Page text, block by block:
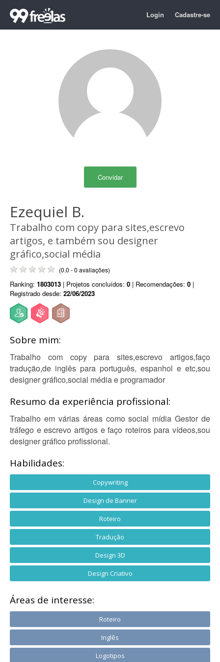
Login Cadastre-se
Convidar
Ezequiel B.
Trabalho com copy para sites,escrevo
artigos, e também sou designer
gráfico,social média
(0.0 - 0 avaliações)
Ranking: 1803013 | Projetos concluídos: 0 | Recomendações: 0 |
Registrado desde: 22/06/2023
Sobre mim:
Trabalho com copy para sites,escrevo artigos,faço
tradução,de inglês para português, espanhol e etc,sou
designer gráfico,social média e programador
Resumo da experiência profissional:
Trabalho em várias áreas como social mídia Gestor de
tráfego e escrevo artigos e faço roteiros para vídeos,sou
designer gráfico profissional.
Habilidades:
Copywriting
Design de Banner
Roteiro
Tradução
Design 3D
Design Criativo
Áreas de interesse:
Roteiro
Inglês
Logotipos